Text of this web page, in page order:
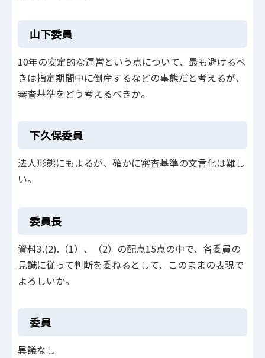
山下委員
10年の安定的な運営という点について、最も避けるべ
きは指定期間中に倒産するなどの事態だと考えるが、
審査基準をどう考えるべきか。
下久保委員
法人形態にもよるが、確かに審査基準の文言化は難し
い。
委員長
資料3.(2).（1）、（2）の配点15点の中で、各委員の
見識に従って判断を委ねるとして、このままの表現で
よろしいか。
委員
異議なし